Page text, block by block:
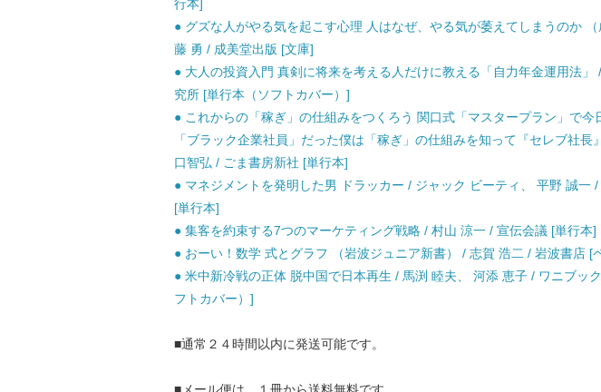
行本]
● グズな人がやる気を起こす心理 人はなぜ、やる気が萎えてしまうのか
藤 勇 / 成美堂出版 [文庫]
● 大人の投資入門 真剣に将来を考える人だけに教える「自力年金運用法」
究所 [単行本（ソフトカバー）]
● これからの「稼ぎ」の仕組みをつくろう 関口式「マスタープラン」で今
「ブラック企業社員」だった僕は「稼ぎ」の仕組みを知って『セレブ社長
口智弘 / ごま書房新社 [単行本]
● マネジメントを発明した男 ドラッカー / ジャック ビーティ、 平野 誠一
[単行本]
● 集客を約束する7つのマーケティング戦略 / 村山 涼一 / 宣伝会議 [単行本]
● おーい！数学 式とグラフ （岩波ジュニア新書） / 志賀 浩二 / 岩波書店 [
● 米中新冷戦の正体 脱中国で日本再生 / 馬渕 睦夫、 河添 恵子 / ワニブッ
フトカバー）]
■通常２４時間以内に発送可能です。